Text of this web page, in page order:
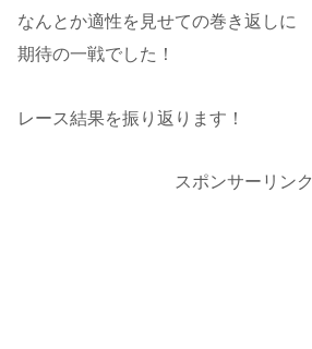
なんとか適性を見せての巻き返しに
期待の一戦でした！
レース結果を振り返ります！
スポンサーリンク